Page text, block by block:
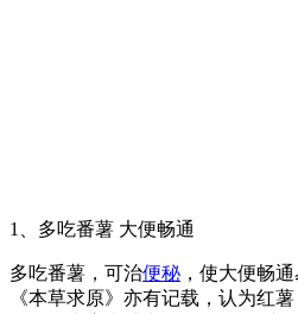
1、多吃番薯 大便畅通
多吃番薯，可治便秘 ，使大便畅
《本草求原》亦有记载，认为红